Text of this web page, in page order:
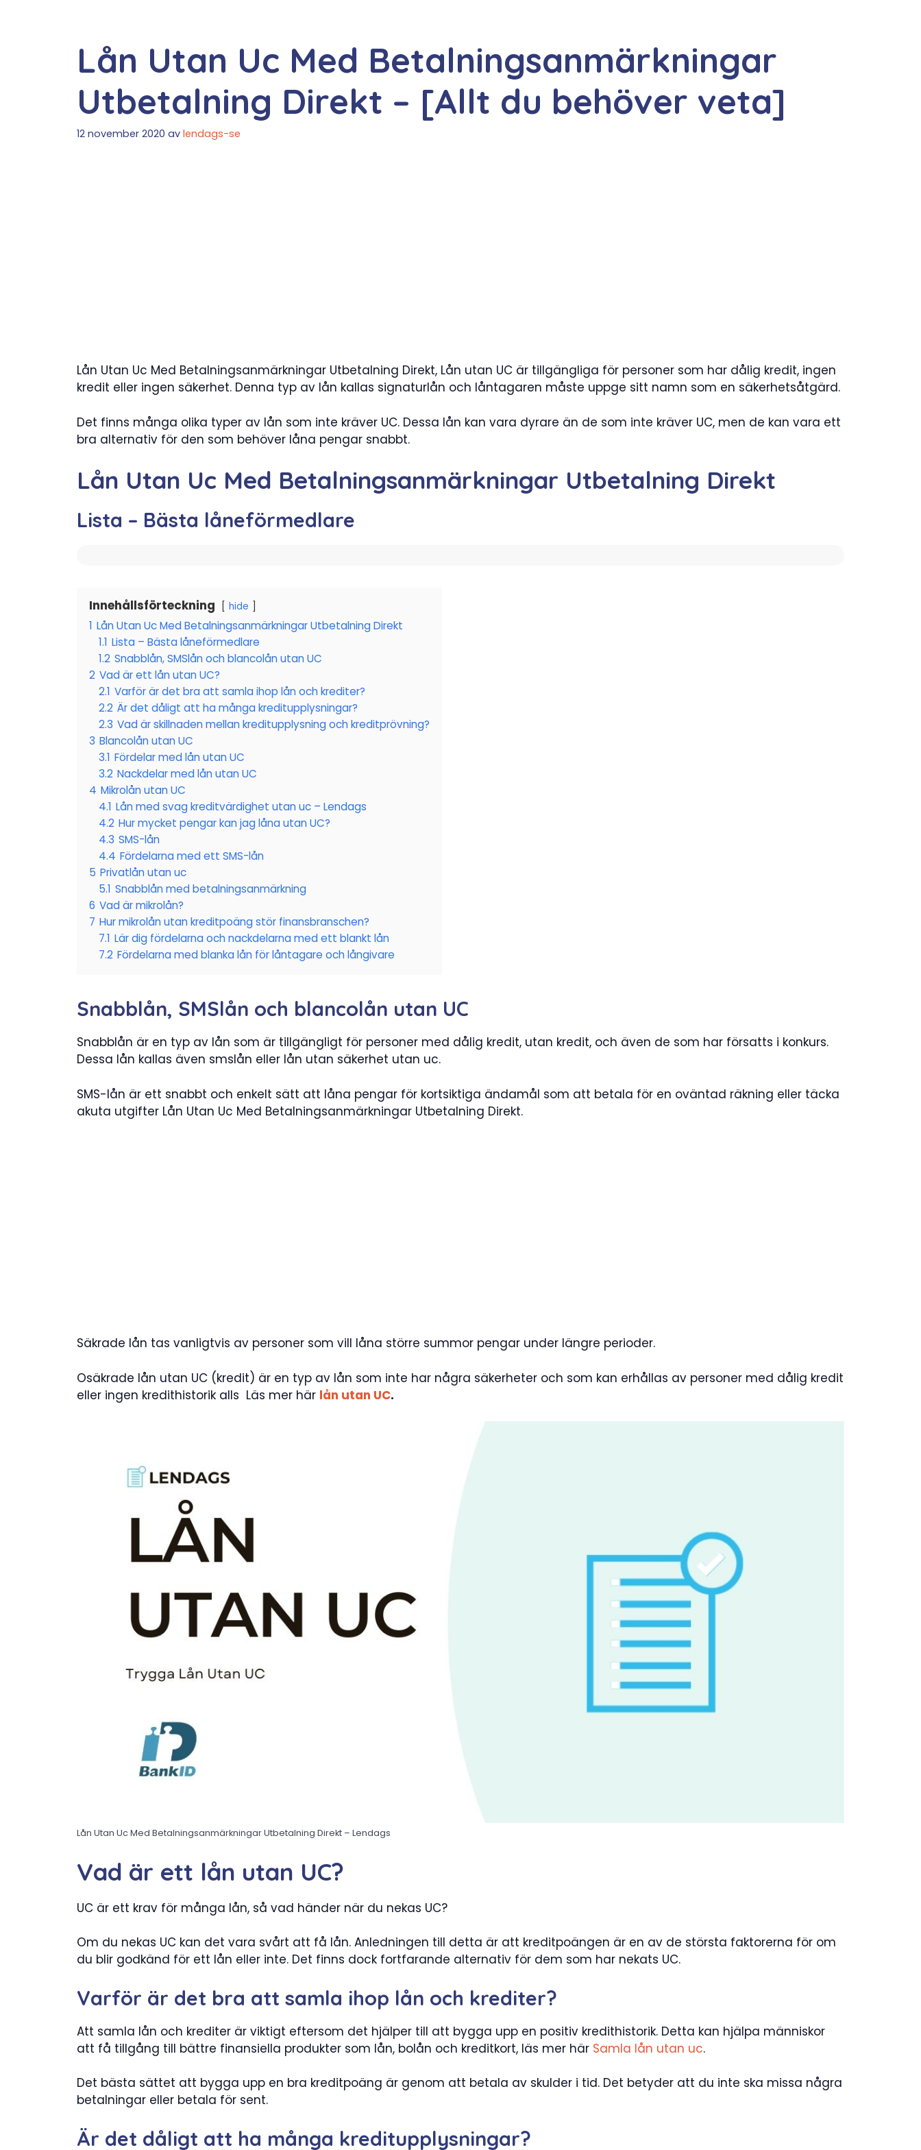
Lån Utan Uc Med Betalningsanmärkningar
Utbetalning Direkt – [Allt du behöver veta]
12 november 2020 av lendags-se
Lån Utan Uc Med Betalningsanmärkningar Utbetalning Direkt, Lån utan UC är tillgängliga för personer som har dålig kredit, ingen
kredit eller ingen säkerhet. Denna typ av lån kallas signaturlån och låntagaren måste uppge sitt namn som en säkerhetsåtgärd.
Det finns många olika typer av lån som inte kräver UC. Dessa lån kan vara dyrare än de som inte kräver UC, men de kan vara ett
bra alternativ för den som behöver låna pengar snabbt.
Lån Utan Uc Med Betalningsanmärkningar Utbetalning Direkt
Lista – Bästa låneförmedlare
Innehållsförteckning hide
1 Lån Utan Uc Med Betalningsanmärkningar Utbetalning Direkt
1.1 Lista – Bästa låneförmedlare
1.2 Snabblån, SMSlån och blancolån utan UC
2 Vad är ett lån utan UC?
2.1 Varför är det bra att samla ihop lån och krediter?
2.2 Är det dåligt att ha många kreditupplysningar?
2.3 Vad är skillnaden mellan kreditupplysning och kreditprövning?
3 Blancolån utan UC
3.1 Fördelar med lån utan UC
3.2 Nackdelar med lån utan UC
4 Mikrolån utan UC
4.1 Lån med svag kreditvärdighet utan uc – Lendags
4.2 Hur mycket pengar kan jag låna utan UC?
4.3 SMS-lån
4.4 Fördelarna med ett SMS-lån
5 Privatlån utan uc
5.1 Snabblån med betalningsanmärkning
6 Vad är mikrolån?
7 Hur mikrolån utan kreditpoäng stör finansbranschen?
7.1 Lär dig fördelarna och nackdelarna med ett blankt lån
7.2 Fördelarna med blanka lån för låntagare och långivare
Snabblån, SMSlån och blancolån utan UC
Snabblån är en typ av lån som är tillgängligt för personer med dålig kredit, utan kredit, och även de som har försatts i konkurs.
Dessa lån kallas även smslån eller lån utan säkerhet utan uc.
SMS-lån är ett snabbt och enkelt sätt att låna pengar för kortsiktiga ändamål som att betala för en oväntad räkning eller täcka
akuta utgifter Lån Utan Uc Med Betalningsanmärkningar Utbetalning Direkt.
Säkrade lån tas vanligtvis av personer som vill låna större summor pengar under längre perioder.
Osäkrade lån utan UC (kredit) är en typ av lån som inte har några säkerheter och som kan erhållas av personer med dålig kredit
eller ingen kredithistorik alls Läs mer här lån utan UC.
Lån Utan Uc Med Betalningsanmärkningar Utbetalning Direkt – Lendags
Vad är ett lån utan UC?
UC är ett krav för många lån, så vad händer när du nekas UC?
Om du nekas UC kan det vara svårt att få lån. Anledningen till detta är att kreditpoängen är en av de största faktorerna för om
du blir godkänd för ett lån eller inte. Det finns dock fortfarande alternativ för dem som har nekats UC.
Varför är det bra att samla ihop lån och krediter?
Att samla lån och krediter är viktigt eftersom det hjälper till att bygga upp en positiv kredithistorik. Detta kan hjälpa människor
att få tillgång till bättre finansiella produkter som lån, bolån och kreditkort, läs mer här Samla lån utan uc.
Det bästa sättet att bygga upp en bra kreditpoäng är genom att betala av skulder i tid. Det betyder att du inte ska missa några
betalningar eller betala för sent.
Är det dåligt att ha många kreditupplysningar?